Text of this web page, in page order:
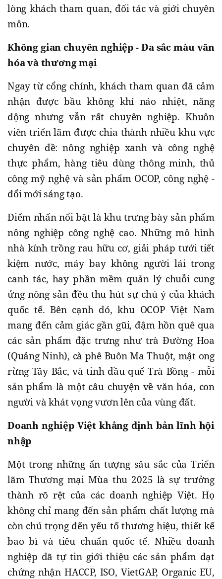
lòng khách tham quan, đối tác và giới chuyên
môn.
Không gian chuyên nghiệp - Đa sắc màu văn
hóa và thương mại
Ngay từ cổng chính, khách tham quan đã cảm
nhận được bầu không khí náo nhiệt, năng
động nhưng vẫn rất chuyên nghiệp. Khuôn
viên triển lãm được chia thành nhiều khu vực
chuyên đề: nông nghiệp xanh và công nghệ
thực phẩm, hàng tiêu dùng thông minh, thủ
công mỹ nghệ và sản phẩm OCOP, công nghệ -
đổi mới sáng tạo.
Điểm nhấn nổi bật là khu trưng bày sản phẩm
nông nghiệp công nghệ cao. Những mô hình
nhà kính trồng rau hữu cơ, giải pháp tưới tiết
kiệm nước, máy bay không người lái trong
canh tác, hay phần mềm quản lý chuỗi cung
ứng nông sản đều thu hút sự chú ý của khách
quốc tế. Bên cạnh đó, khu OCOP Việt Nam
mang đến cảm giác gần gũi, đậm hồn quê qua
các sản phẩm đặc trưng như trà Đường Hoa
(Quảng Ninh), cà phê Buôn Ma Thuột, mật ong
rừng Tây Bắc, và tinh dầu quế Trà Bồng - mỗi
sản phẩm là một câu chuyện về văn hóa, con
người và khát vọng vươn lên của vùng đất.
Doanh nghiệp Việt khẳng định bản lĩnh hội
nhập
Một trong những ấn tượng sâu sắc của Triển
lãm Thương mại Mùa thu 2025 là sự trưởng
thành rõ rệt của các doanh nghiệp Việt. Họ
không chỉ mang đến sản phẩm chất lượng mà
còn chú trọng đến yếu tố thương hiệu, thiết kế
bao bì và tiêu chuẩn quốc tế. Nhiều doanh
nghiệp đã tự tin giới thiệu các sản phẩm đạt
chứng nhận HACCP, ISO, VietGAP, Organic EU,